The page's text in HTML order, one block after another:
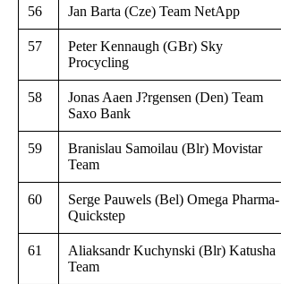
56 Jan Barta (Cze) Team NetApp
57
Peter Kennaugh (GBr) Sky
Procycling
58
Jonas Aaen J?rgensen (Den) Team
Saxo Bank
59
Branislau Samoilau (Blr) Movistar
Team
60
Serge Pauwels (Bel) Omega Pharma-
Quickstep
61
Aliaksandr Kuchynski (Blr) Katusha
Team